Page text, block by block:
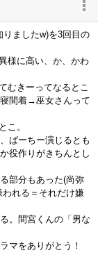
ましたw)を3回目の
様に高い、か、かわ
むきーってなるとこ
間着→巫女さんって
こ。
ばーちー演じるとも
役作りがきちんとし
部分もあった(尚弥
れる＝それだけ嫌
。間宮くんの「男な
マをありがとう！